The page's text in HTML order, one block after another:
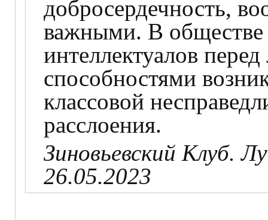
добросердечность,
важными. В
интеллектуалов
способностями
классовой
расслоения.
Зиновьевский Клуб.
26.05.2023